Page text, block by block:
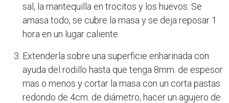
sal, la mantequilla en trocitos y los huevos. Se
amasa todo, se cubre la masa y se deja reposar 1
hora en un lugar caliente.
Extenderla sobre una superficie enharinada con
ayuda del rodillo hasta que tenga 8mm. de espesor
mas o menos y cortar la masa con un corta pastas
redondo de 4cm. de diámetro, hacer un agujero de